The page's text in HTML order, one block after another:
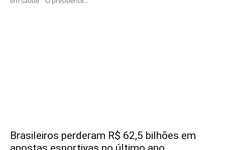
Brasileiros perderam R$ 62,5 bilhões em